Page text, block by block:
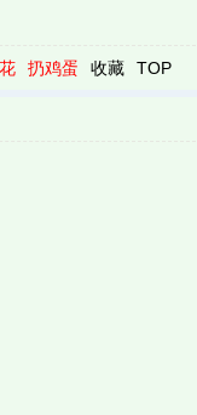
扔鸡蛋 收藏 TOP